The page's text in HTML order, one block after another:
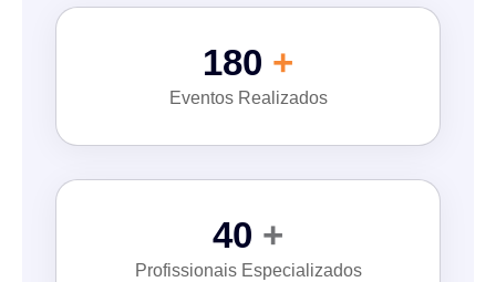
180 +
Eventos Realizados
40 +
Profissionais Especializados